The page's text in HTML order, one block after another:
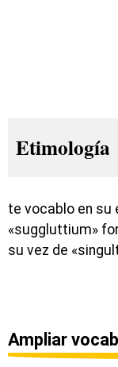
Etimología
te vocablo en su
«suggluttium»
su vez de
Ampliar